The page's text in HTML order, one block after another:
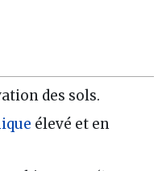
des sols.
élevé et en